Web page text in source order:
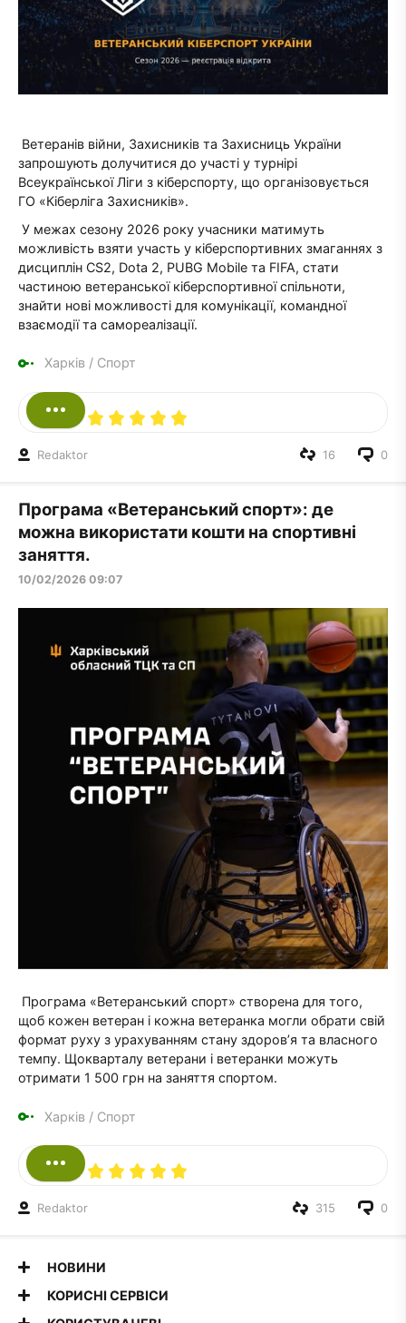
Ветеранів війни, Захисників та Захисниць України
запрошують долучитися до участі у турнірі
Всеукраїнської Ліги з кіберспорту, що організовується
ГО «Кіберліга Захисників».
У межах сезону 2026 року учасники матимуть
можливість взяти участь у кіберспортивних змаганнях з
дисциплін CS2, Dota 2, PUBG Mobile та FIFA, стати
частиною ветеранської кіберспортивної спільноти,
знайти нові можливості для комунікації, командної
взаємодії та самореалізації.
Харків / Спорт
Redaktor 0
16
Програма «Ветеранський спорт»: де
можна використати кошти на спортивні
заняття.
10/02/2026 09:07
Програма «Ветеранський спорт» створена для того,
щоб кожен ветеран і кожна ветеранка могли обрати свій
формат руху з урахуванням стану здоров’я та власного
темпу. Щокварталу ветерани і ветеранки можуть
отримати 1 500 грн на заняття спортом.
Харків / Спорт
Redaktor 0
315
НОВИНИ
КОРИСНІ СЕРВІСИ